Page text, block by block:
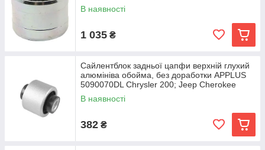
В наявності
1 035 ₴
Сайлентблок задньої цапфи верхній глухий
алюмiнiва обойма, без доработки APPLUS
5090070DL Chrysler 200; Jeep Cherokee
5090070AC,
В наявності
382 ₴